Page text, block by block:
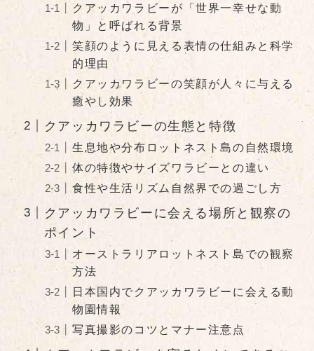
クアッカワラビーが「世界一幸せな動
物」と呼ばれる背景
笑顔のように見える表情の仕組みと科学
的理由
クアッカワラビーの笑顔が人々に与える
癒やし効果
クアッカワラビーの生態と特徴
生息地や分布ロットネスト島の自然環境
体の特徴やサイズワラビーとの違い
食性や生活リズム自然界での過ごし方
クアッカワラビーに会える場所と観察の
ポイント
オーストラリアロットネスト島での観察
方法
日本国内でクアッカワラビーに会える動
物園情報
写真撮影のコツとマナー注意点